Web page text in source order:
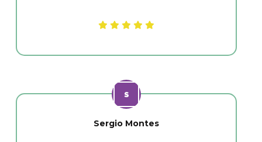
Sergio Montes